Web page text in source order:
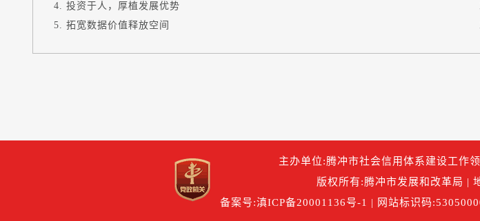
投资于人，厚植发展优势
拓宽数据价值释放空间
主办单位:腾冲市社会信用体系建设工作
版权所有:腾冲市发展和改革局 |
备案号:滇ICP备20001136号-1
| 网站标识码